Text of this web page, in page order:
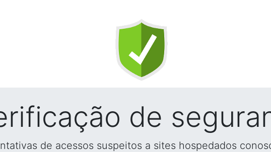
de
de acessos suspeitos a sites hospedados